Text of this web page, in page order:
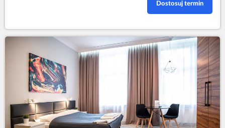
Dostosuj termin